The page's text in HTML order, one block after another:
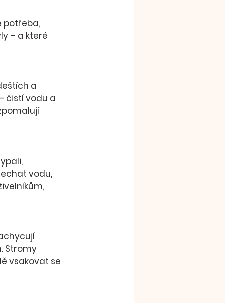
potřeba,
– a které
čistí vodu a
vodu,
Stromy
vsakovat se